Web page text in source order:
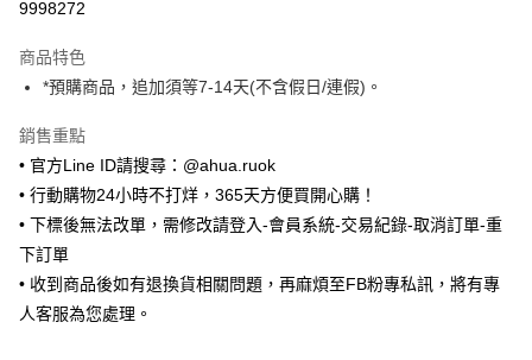
Apple Pay
街口支付
悠遊付
ATM付款
全家取貨付款
9998272
商品特色
*預購商品，追加須等7-14天(不含假日/連假)。
銷售重點
• 官方Line ID請搜尋：@ahua.ruok
• 行動購物24小時不打烊，365天方便買開心購！
• 下標後無法改單，需修改請登入-會員系統-交易紀錄-取消訂單-重
下訂單
• 收到商品後如有退換貨相關問題，再麻煩至FB粉專私訊，將有專
人客服為您處理。